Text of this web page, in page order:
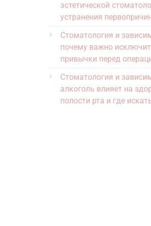
эстетической
устранения
Стоматология и
почему важно
привычки перед
Стоматология и
алкоголь влияет на
полости рта и где